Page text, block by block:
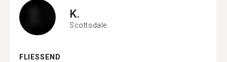
K.
Scottsdale
FLIESSEND